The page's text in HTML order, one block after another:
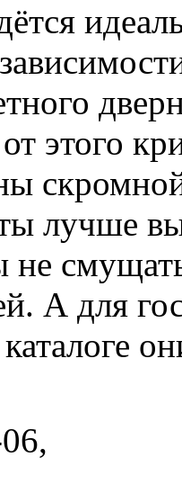
от этого
лучше
не
А для